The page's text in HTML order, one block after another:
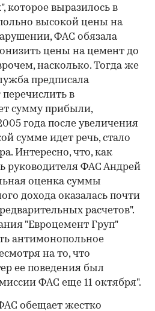
которое выразилось в
высокой цены на
ФАС обязала
цены на цемент до
насколько. Тогда же
предписала
в
сумму прибыли,
года после увеличения
сумме идет речь, стало
Интересно, что, как
руководителя ФАС Андрей
оценка суммы
дохода оказалась почти
расчетов".
"Евроцемент Груп"
антимонопольное
на то, что
ее поведения был
ФАС еще 11 октября".
обещает жестко